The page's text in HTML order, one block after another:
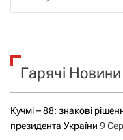
к
Гарячі Новини
Кучмі – 88: знакові
президента України 9